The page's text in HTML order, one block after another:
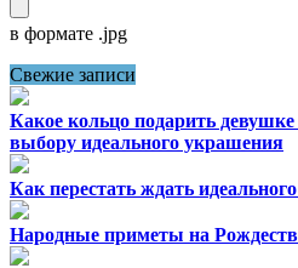
в формате .jpg
Свежие записи
Какое кольцо подарить
выбору идеального украшения
Как перестать ждать
Народные приметы на